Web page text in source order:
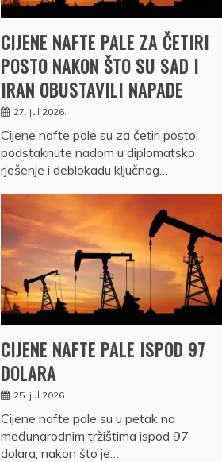
CIJENE NAFTE PALE ZA ČETIRI
POSTO NAKON ŠTO SU SAD I
IRAN OBUSTAVILI NAPADE
27. jul 2026.
Cijene nafte pale su za četiri posto,
podstaknute nadom u diplomatsko
rješenje i deblokadu ključnog…
CIJENE NAFTE PALE ISPOD 97
DOLARA
25. jul 2026.
Cijene nafte pale su u petak na
međunarodnim tržištima ispod 97
dolara, nakon što je…